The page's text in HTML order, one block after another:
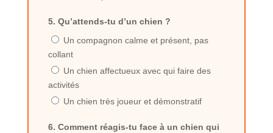
5. Qu’attends-tu d’un chien ?
Un compagnon calme et présent, pas
collant
Un chien affectueux avec qui faire des
activités
Un chien très joueur et démonstratif
6. Comment réagis-tu face à un chien qui